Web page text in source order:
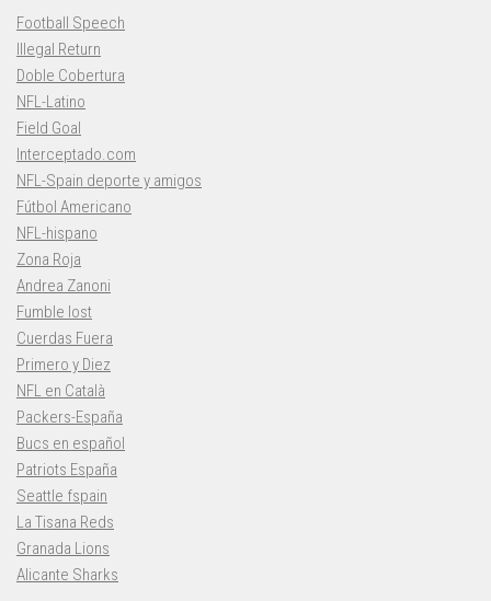
Football Speech
Illegal Return
Doble Cobertura
NFL-Latino
Field Goal
Interceptado.com
NFL-Spain deporte y amigos
Fútbol Americano
NFL-hispano
Zona Roja
Andrea Zanoni
Fumble lost
Cuerdas Fuera
Primero y Diez
NFL en Català
Packers-España
Bucs en español
Patriots España
Seattle fspain
La Tisana Reds
Granada Lions
Alicante Sharks